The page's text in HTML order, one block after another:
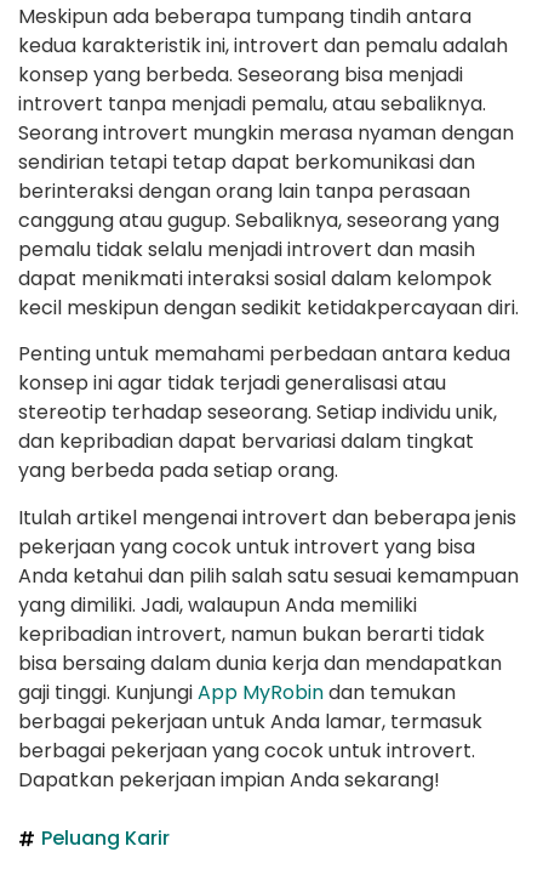
Meskipun ada beberapa tumpang tindih antara
kedua karakteristik ini, introvert dan pemalu adalah
konsep yang berbeda. Seseorang bisa menjadi
introvert tanpa menjadi pemalu, atau sebaliknya.
Seorang introvert mungkin merasa nyaman dengan
sendirian tetapi tetap dapat berkomunikasi dan
berinteraksi dengan orang lain tanpa perasaan
canggung atau gugup. Sebaliknya, seseorang yang
pemalu tidak selalu menjadi introvert dan masih
dapat menikmati interaksi sosial dalam kelompok
kecil meskipun dengan sedikit ketidakpercayaan diri.
Penting untuk memahami perbedaan antara kedua
konsep ini agar tidak terjadi generalisasi atau
stereotip terhadap seseorang. Setiap individu unik,
dan kepribadian dapat bervariasi dalam tingkat
yang berbeda pada setiap orang.
Itulah artikel mengenai introvert dan beberapa jenis
pekerjaan yang cocok untuk introvert yang bisa
Anda ketahui dan pilih salah satu sesuai kemampuan
yang dimiliki. Jadi, walaupun Anda memiliki
kepribadian introvert, namun bukan berarti tidak
bisa bersaing dalam dunia kerja dan mendapatkan
gaji tinggi. KunjungiApp MyRobindan temukan
berbagai pekerjaan untuk Anda lamar, termasuk
berbagai pekerjaan yang cocok untuk introvert.
Dapatkan pekerjaan impian Anda sekarang!
Peluang Karir